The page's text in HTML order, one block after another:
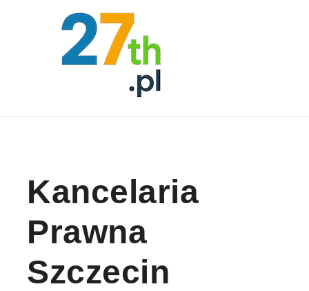
Kancelaria
Prawna
Szczecin